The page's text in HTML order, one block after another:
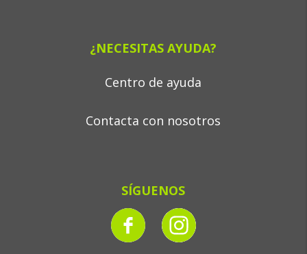
¿NECESITAS AYUDA?
Centro de ayuda
Contacta con nosotros
SÍGUENOS